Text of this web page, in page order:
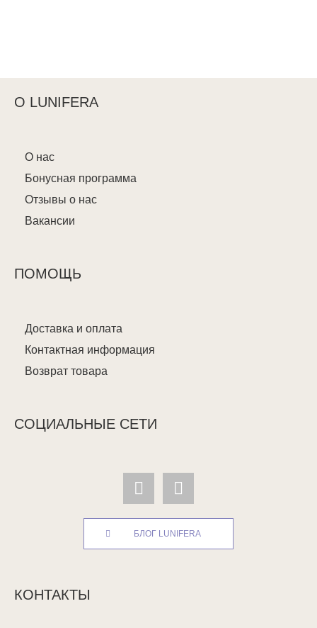
О LUNIFERA
О нас
Бонусная программа
Отзывы о нас
Вакансии
ПОМОЩЬ
Доставка и оплата
Контактная информация
Возврат товара
СОЦИАЛЬНЫЕ СЕТИ
БЛОГ LUNIFERA
КОНТАКТЫ